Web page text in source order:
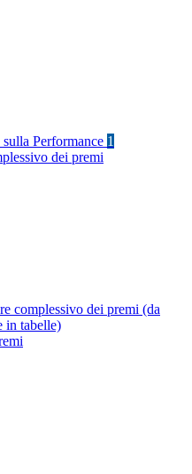
Performance 1
dei premi
complessivo dei premi (da
in tabelle)